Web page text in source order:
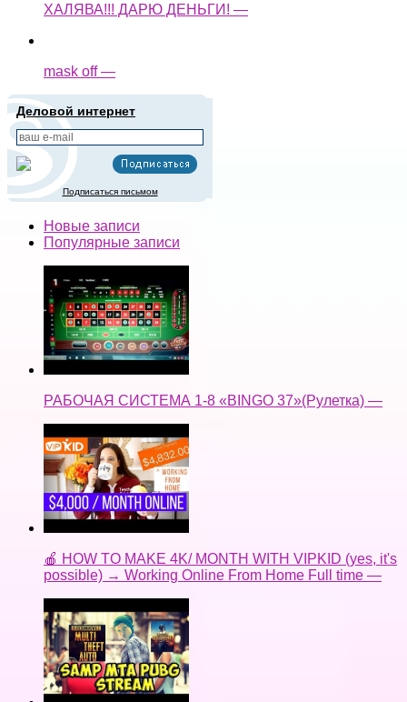
ХАЛЯВА!!! ДАРЮ ДЕНЬГИ! —
mask off —
Деловой интернет
Подписаться письмом
Новые записи
Популярные записи
РАБОЧАЯ СИСТЕМА 1-8 «BINGO 37»(Рулетка) —
🍎 HOW TO MAKE 4K/ MONTH WITH VIPKID (yes, it's
possible) → Working Online From Home Full time —